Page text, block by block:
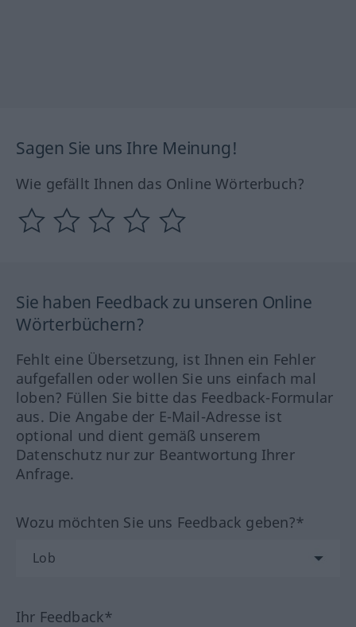
Sagen Sie uns Ihre Meinung!
Wie gefällt Ihnen das Online Wörterbuch?
Sie haben Feedback zu unseren Online
Wörterbüchern?
Fehlt eine Übersetzung, ist Ihnen ein Fehler
aufgefallen oder wollen Sie uns einfach mal
loben? Füllen Sie bitte das Feedback-Formular
aus. Die Angabe der E-Mail-Adresse ist
optional und dient gemäß unserem
Datenschutz nur zur Beantwortung Ihrer
Anfrage.
Wozu möchten Sie uns Feedback geben?*
Ihr Feedback*